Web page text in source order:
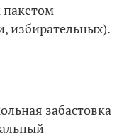
избирательных).
забастовка